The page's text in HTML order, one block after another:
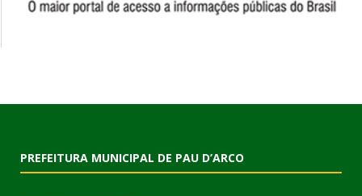
PREFEITURA MUNICIPAL DE PAU D’ARCO